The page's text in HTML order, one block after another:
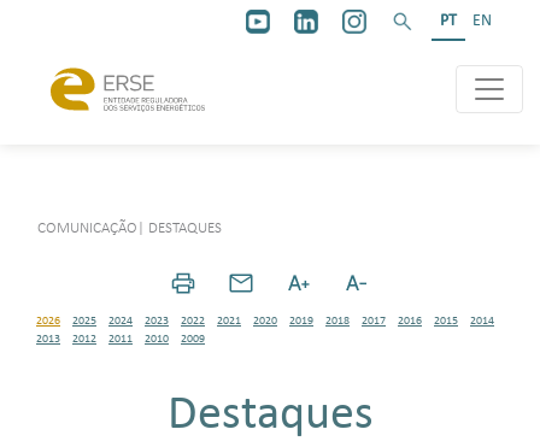
PT EN
COMUNICAÇÃO DESTAQUES
2026 2025 2024 2023 2022 2021 2020 2019 2018 2017 2016 2015
2014
2013
2012 2011 2010 2009
Destaques